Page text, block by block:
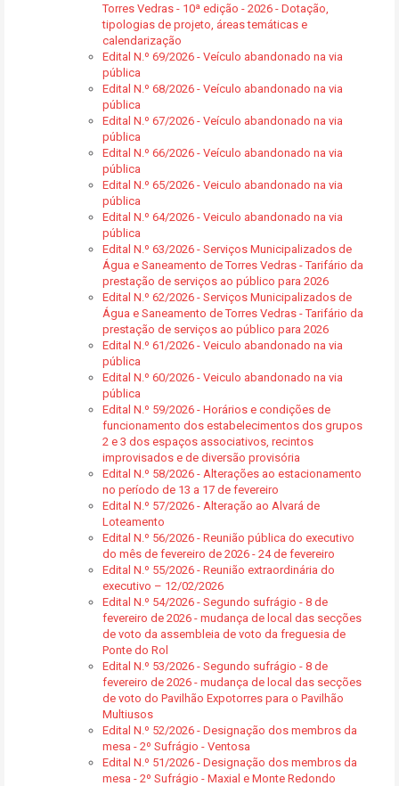
Torres Vedras - 10ª edição - 2026 - Dotação,
tipologias de projeto, áreas temáticas e
calendarização
Edital N.º 69/2026 - Veículo abandonado na via
pública
Edital N.º 68/2026 - Veículo abandonado na via
pública
Edital N.º 67/2026 - Veículo abandonado na via
pública
Edital N.º 66/2026 - Veículo abandonado na via
pública
Edital N.º 65/2026 - Veiculo abandonado na via
pública
Edital N.º 64/2026 - Veiculo abandonado na via
pública
Edital N.º 63/2026 - Serviços Municipalizados de
Água e Saneamento de Torres Vedras - Tarifário da
prestação de serviços ao público para 2026
Edital N.º 62/2026 - Serviços Municipalizados de
Água e Saneamento de Torres Vedras - Tarifário da
prestação de serviços ao público para 2026
Edital N.º 61/2026 - Veiculo abandonado na via
pública
Edital N.º 60/2026 - Veiculo abandonado na via
pública
Edital N.º 59/2026 - Horários e condições de
funcionamento dos estabelecimentos dos grupos
2 e 3 dos espaços associativos, recintos
improvisados e de diversão provisória
Edital N.º 58/2026 - Alterações ao estacionamento
no período de 13 a 17 de fevereiro
Edital N.º 57/2026 - Alteração ao Alvará de
Loteamento
Edital N.º 56/2026 - Reunião pública do executivo
do mês de fevereiro de 2026 - 24 de fevereiro
Edital N.º 55/2026 - Reunião extraordinária do
executivo – 12/02/2026
Edital N.º 54/2026 - Segundo sufrágio - 8 de
fevereiro de 2026 - mudança de local das secções
de voto da assembleia de voto da freguesia de
Ponte do Rol
Edital N.º 53/2026 - Segundo sufrágio - 8 de
fevereiro de 2026 - mudança de local das secções
de voto do Pavilhão Expotorres para o Pavilhão
Multiusos
Edital N.º 52/2026 - Designação dos membros da
mesa - 2º Sufrágio - Ventosa
Edital N.º 51/2026 - Designação dos membros da
mesa - 2º Sufrágio - Maxial e Monte Redondo